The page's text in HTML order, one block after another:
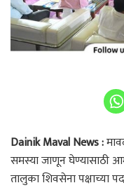
Dainik Maval News :
समस्या जाणून घेण्यासाठी
तालुका शिवसेना पक्षाच्या